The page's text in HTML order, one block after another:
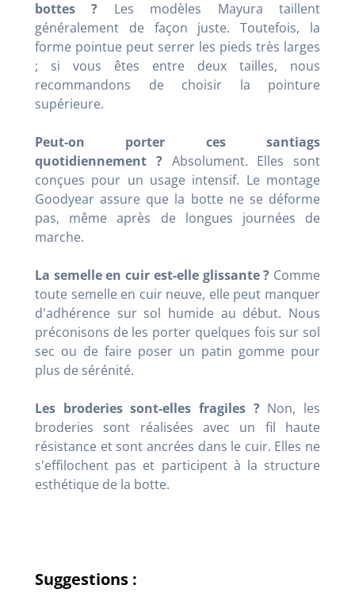
bottes ? Les modèles Mayura taillent
généralement de façon juste. Toutefois, la
forme pointue peut serrer les pieds très larges
; si vous êtes entre deux tailles, nous
recommandons de choisir la pointure
supérieure.
Peut-on porter ces santiags
quotidiennement ?Absolument. Elles sont
conçues pour un usage intensif. Le montage
Goodyear assure que la botte ne se déforme
pas, même après de longues journées de
marche.
La semelle en cuir est-elle glissante ? Comme
toute semelle en cuir neuve, elle peut manquer
d'adhérence sur sol humide au début. Nous
préconisons de les porter quelques fois sur sol
sec ou de faire poser un patin gomme pour
plus de sérénité.
Les broderies sont-elles fragiles ?Non, les
broderies sont réalisées avec un fil haute
résistance et sont ancrées dans le cuir. Elles ne
s'effilochent pas et participent à la structure
esthétique de la botte.
Suggestions :